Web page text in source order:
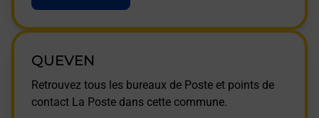
QUEVEN
Retrouvez tous les bureaux de Poste et points de
contact La Poste dans cette commune.